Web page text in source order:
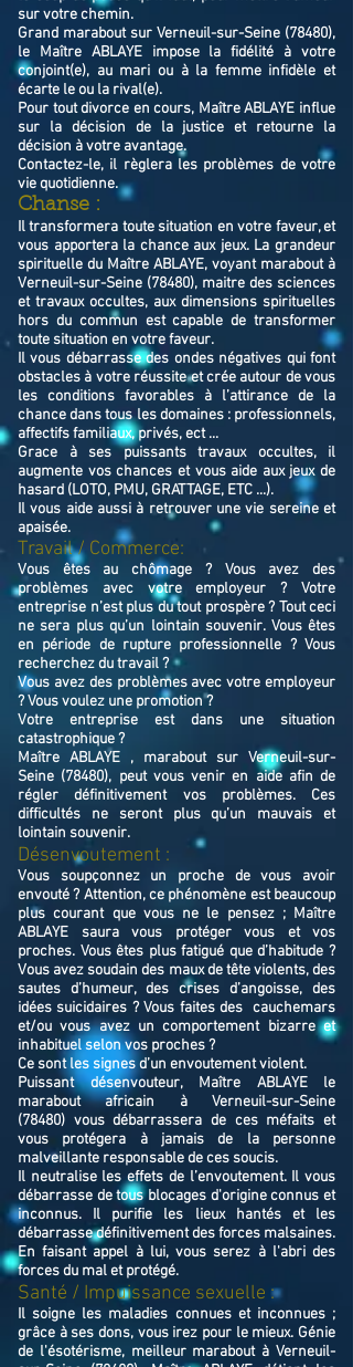
sur votre chemin.
Grand marabout sur Verneuil-sur-Seine (78480),
le Maître ABLAYE impose la fidélité à votre
conjoint(e), au mari ou à la femme infidèle et
écarte le ou la rival(e).
Pour tout divorce en cours, Maître ABLAYE influe
sur la décision de la justice et retourne la
décision à votre avantage.
Contactez-le, il règlera les problèmes de votre
vie quotidienne.
Chanse :
Il transformera toute situation en votre faveur, et
vous apportera la chance aux jeux. La grandeur
spirituelle du Maître ABLAYE, voyant marabout à
Verneuil-sur-Seine (78480), maitre des sciences
et travaux occultes, aux dimensions spirituelles
hors du commun est capable de transformer
toute situation en votre faveur.
Il vous débarrasse des ondes négatives qui font
obstacles à votre réussite et crée autour de vous
les conditions favorables à l’attirance de la
chance dans tous les domaines : professionnels,
affectifs familiaux, privés, ect ...
Grace à ses puissants travaux occultes, il
augmente vos chances et vous aide aux jeux de
hasard (LOTO, PMU, GRATTAGE, ETC ...).
Il vous aide aussi à retrouver une vie sereine et
apaisée.
Travail / Commerce:
Vous êtes au chômage ? Vous avez des
problèmes avec votre employeur ? Votre
entreprise n’est plus du tout prospère ? Tout ceci
ne sera plus qu’un lointain souvenir. Vous êtes
en période de rupture professionnelle ? Vous
recherchez du travail ?
Vous avez des problèmes avec votre employeur
? Vous voulez une promotion ?
Votre entreprise est dans une situation
catastrophique ?
Maître ABLAYE , marabout sur Verneuil-sur-
Seine (78480), peut vous venir en aide afin de
régler définitivement vos problèmes. Ces
difficultés ne seront plus qu’un mauvais et
lointain souvenir.
Désenvoutement :
Vous soupçonnez un proche de vous avoir
envouté ? Attention, ce phénomène est beaucoup
plus courant que vous ne le pensez ; Maître
ABLAYE saura vous protéger vous et vos
proches. Vous êtes plus fatigué que d’habitude ?
Vous avez soudain des maux de tête violents, des
sautes d’humeur, des crises d’angoisse, des
idées suicidaires ? Vous faites des cauchemars
et/ou vous avez un comportement bizarre et
inhabituel selon vos proches ?
Ce sont les signes d’un envoutement violent.
Puissant désenvouteur,
Maître ABLAYE
le
marabout africain à Verneuil-sur-Seine
(78480) vous débarrassera de ces méfaits et
vous protégera à jamais de la personne
malveillante responsable de ces soucis.
Il neutralise les effets de l’envoutement. Il vous
débarrasse de tous blocages d'origine connus et
inconnus. Il purifie les lieux hantés et les
débarrasse définitivement des forces malsaines.
En faisant appel à lui, vous serez à l'abri des
forces du mal et protégé.
Santé / Impuissance sexuelle :
Il soigne les maladies connues et inconnues ;
grâce à ses dons, vous irez pour le mieux. Génie
de l'ésotérisme, meilleur marabout à Verneuil-